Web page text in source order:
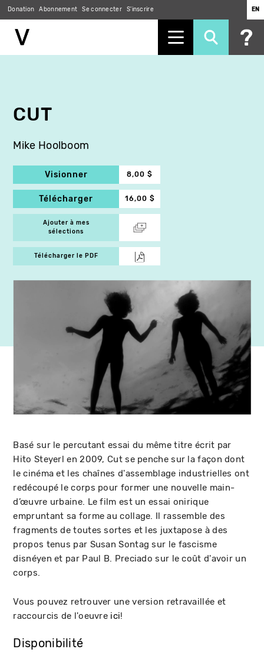
Donation Abonnement Se connecter S'inscrire EN
CUT
Mike Hoolboom
Visionner 8,00 $
Télécharger 16,00 $
Ajouter à mes
sélections
Télécharger le PDF
Basé sur le percutant essai du même titre écrit par
Hito Steyerl en 2009, Cut se penche sur la façon dont
le cinéma et les chaînes d'assemblage industrielles ont
redécoupé le corps pour former une nouvelle main-
d’œuvre urbaine. Le film est un essai onirique
empruntant sa forme au collage. Il rassemble des
fragments de toutes sortes et les juxtapose à des
propos tenus par Susan Sontag sur le fascisme
disnéyen et par Paul B. Preciado sur le coût d'avoir un
corps.
Vous pouvez retrouver une version retravaillée et
raccourcis de l'oeuvre ici!
Disponibilité